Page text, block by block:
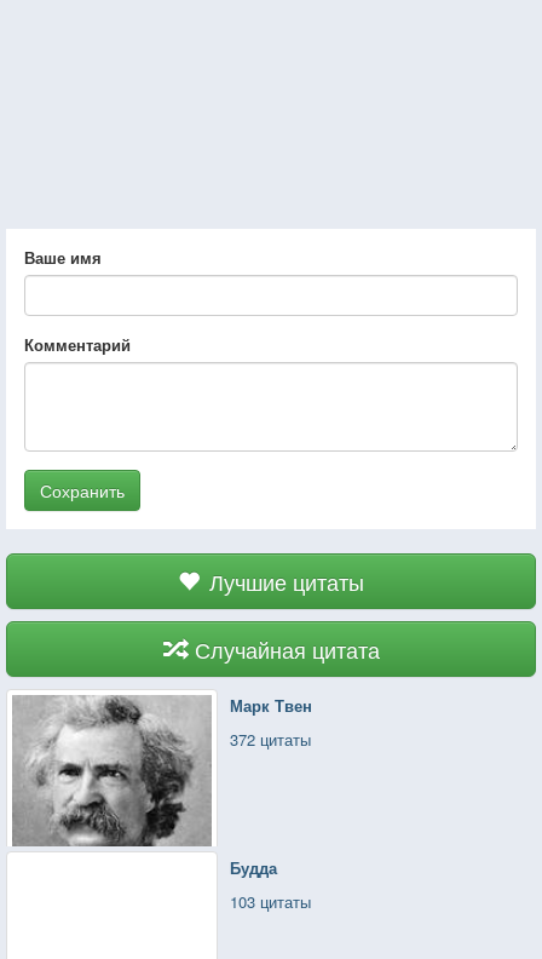
Ваше имя
Комментарий
Сохранить
Лучшие цитаты
Случайная цитата
Марк Твен
372 цитаты
Будда
103 цитаты